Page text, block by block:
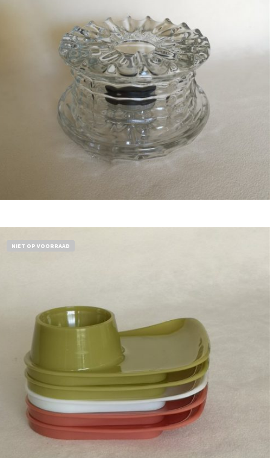
NIET OP VOORRAAD